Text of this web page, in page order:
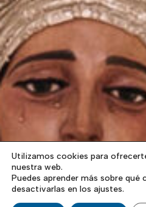
Utilizamos cookies para
nuestra web.
Puedes aprender más sobre
desactivarlas en los ajustes.